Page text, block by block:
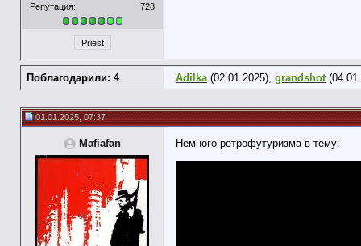
Репутация:
728
Priest
Поблагодарили: 4 Adilka(02.01.2025), grandshot
01.01.2025, 07:37
Mafiafan Немного ретрофутуризма в тему: